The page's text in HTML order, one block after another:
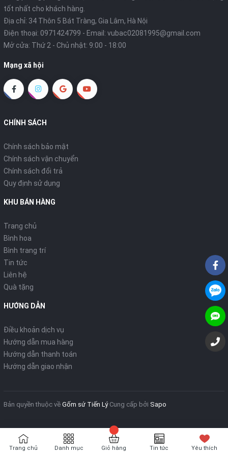
tốt nhất cho khách hàng.
Địa chỉ: 34 Thôn 5 Bát Tràng, Gia Lâm, Hà Nội
Điện thoại: 0971424799 - Email: vubac02081995@gmail.com
Mở cửa: Thứ 2 - Chủ nhật: 9:00 - 18:00
Mạng xã hội
CHÍNH SÁCH
Chính sách bảo mật
Chính sách vận chuyển
Chính sách đổi trả
Quy định sử dụng
KHU BÁN HÀNG
Trang chủ
Bình hoa
Bình trang trí
Tin tức
Liên hệ
Quà tặng
HƯỚNG DẪN
Điều khoản dịch vụ
Hướng dẫn mua hàng
Hướng dẫn thanh toán
Hướng dẫn giao nhận
Bản quyền thuộc về Gốm sứ Tiến Lý Cung cấp bởi Sapo
Trang chủ Danh mục Giỏ hàng Tin tức Yêu thích